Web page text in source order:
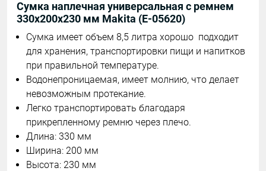
Сумка наплечная универсальная с ремнем
330x200x230 мм Makita (E-05620)
Сумка имеет объем 8,5 литра хорошо подходит
для хранения, транспортировки пищи и напитков
при правильной температуре.
Водонепроницаемая, имеет молнию, что делает
невозможным протекание.
Легко транспортировать благодаря
прикрепленному ремню через плечо.
Длина: 330 мм
Ширина: 200 мм
Высота: 230 мм